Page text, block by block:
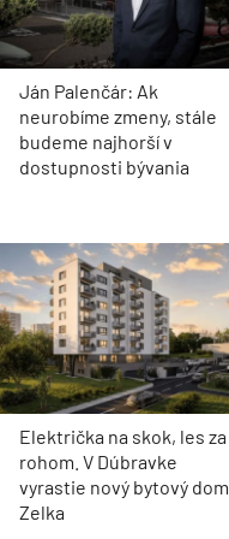
Ján Palenčár: Ak
neurobíme zmeny, stále
budeme najhorší v
dostupnosti bývania
Električka na skok, les za
rohom. V Dúbravke
vyrastie nový bytový dom
Zelka